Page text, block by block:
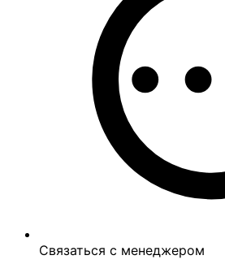
Связаться с менеджером